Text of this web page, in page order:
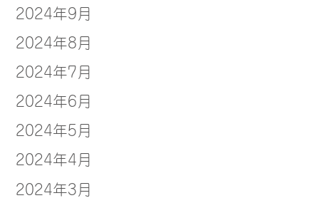
2024年9月
2024年8月
2024年7月
2024年6月
2024年5月
2024年4月
2024年3月